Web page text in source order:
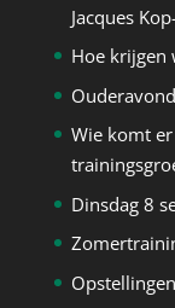
Jacques
Hoe krijgen
Wie komt
Dinsdag 8